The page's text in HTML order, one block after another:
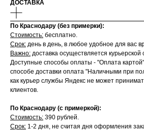
ДОСТАВКА
По Краснодару (без примерки):
Стоимость: бесплатно.
Срок: день в день, в любое удобное для вас
Важно: доставка осуществляется курьерской
Доступные способы оплаты - "Оплата
способе доставки оплата "Наличными при
как курьер службы Яндекс не может
клиентов.
По Краснодару (с примеркой):
Стоимость: 390 рублей.
Срок: 1-2 дня, не считая дня оформления